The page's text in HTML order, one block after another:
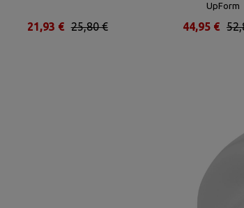
25,80 €
21,93 €
UpForm
44,95 €